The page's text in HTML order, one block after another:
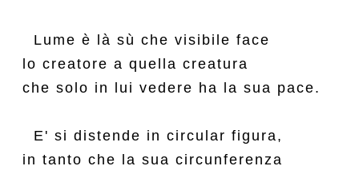
  Lume è là sù che visibile face
lo creatore a quella creatura
che solo in lui vedere ha la sua pace.
  E' si distende in circular figura,
in tanto che la sua circunferenza